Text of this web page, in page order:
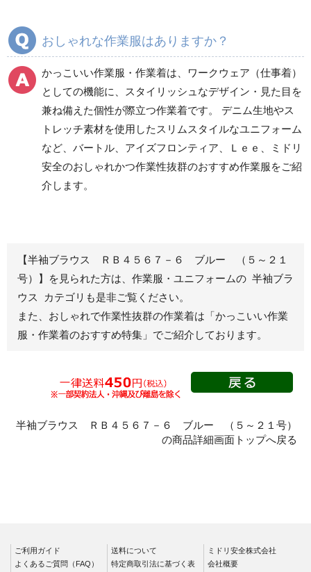
ズボン
ツ
クリーンウェアワーク
パンツ
ズボン
レディース作業着
ブルゾン
ジャンパー
秋冬長袖
春夏半袖
スモック
秋冬長袖
クリーンウェ
ワークパンツ
シャツ
おしゃれな作業服はありますか？
かっこいい作業服・作業着は、ワークウェア（仕事着）
としての機能に、スタイリッシュなデザイン・見た目を
兼ね備えた個性が際立つ作業着です。 デニム生地やス
トレッチ素材を使用したスリムスタイルなユニフォーム
など、バートル、アイズフロンティア、Ｌｅｅ、ミドリ
安全のおしゃれかつ作業性抜群のおすすめ作業服をご紹
介します。
【半袖ブラウス ＲＢ４５６７－６ ブルー （５～２１
号）】を見られた方は、作業服・ユニフォームの 半袖ブラ
ウス カテゴリも是非ご覧ください。
また、おしゃれで作業性抜群の作業着は 「かっこいい作業
服・作業着のおすすめ特集」 でご紹介しております。
半袖ブラウス ＲＢ４５６７－６ ブルー （５～２１号）
の商品詳細画面トップへ戻る
ご利用ガイド
よくあるご質問（FAQ）
送料について
特定商取引法に基づく表
ミドリ安全株式会社
会社概要